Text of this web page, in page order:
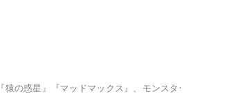
『猿の惑星』『マッドマックス』、モンスターバースほ